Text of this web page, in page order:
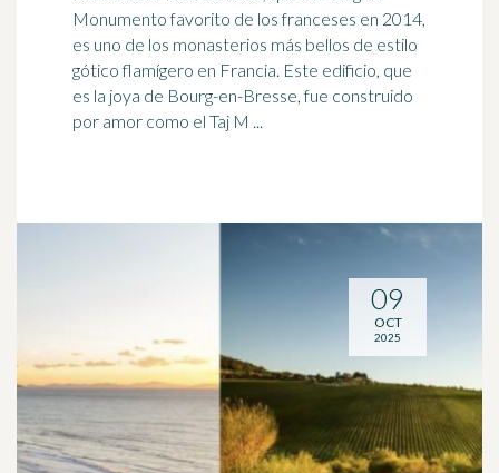
Monumento favorito de los franceses en 2014,
es uno de los monasterios más bellos de estilo
gótico flamígero en Francia. Este edificio, que
es la joya de Bourg-en-Bresse, fue construido
por amor como el Taj M ...
09
OCT
2025